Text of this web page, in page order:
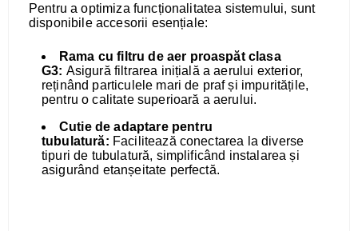
Pentru a optimiza funcționalitatea sistemului, sunt
disponibile accesorii esențiale:
Rama cu filtru de aer proaspăt clasa
G3: Asigură filtrarea inițială a aerului exterior,
reținând particulele mari de praf și impuritățile,
pentru o calitate superioară a aerului.
Cutie de adaptare pentru
tubulatură: Facilitează conectarea la diverse
tipuri de tubulatură, simplificând instalarea și
asigurând etanșeitate perfectă.